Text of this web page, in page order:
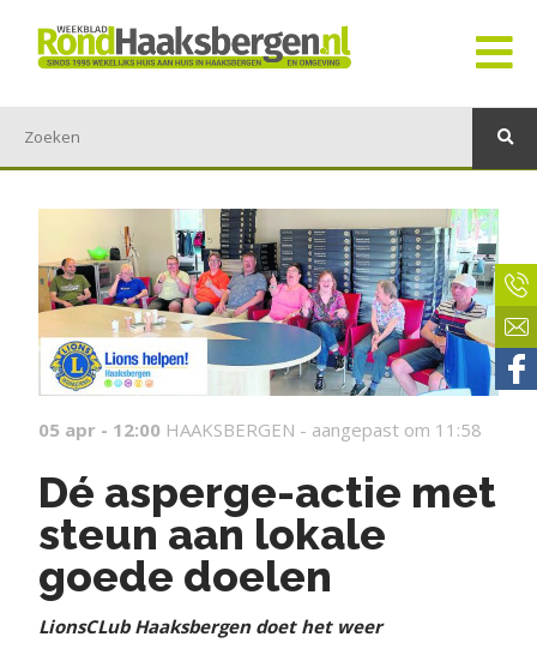
05 apr - 12:00 HAAKSBERGEN - aangepast om 11:58
Dé asperge-actie met
steun aan lokale
goede doelen
LionsCLub Haaksbergen doet het weer